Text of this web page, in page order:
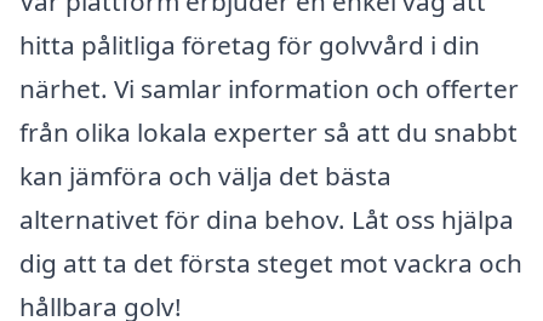
hitta pålitliga företag för golvvård i din
närhet. Vi samlar information och offerter
från olika lokala experter så att du snabbt
kan jämföra och välja det bästa
alternativet för dina behov. Låt oss hjälpa
dig att ta det första steget mot vackra och
hållbara golv!